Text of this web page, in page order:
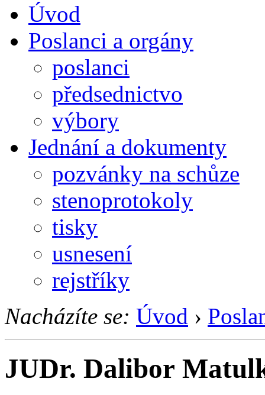
Úvod
Poslanci a orgány
poslanci
předsednictvo
výbory
Jednání a dokumenty
pozvánky na schůze
stenoprotokoly
tisky
usnesení
rejstříky
Nacházíte se: Úvod ›
JUDr. Dalibor